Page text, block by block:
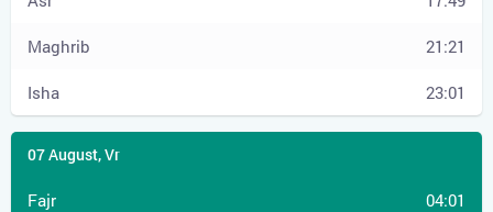
21:21
23:01
04:01